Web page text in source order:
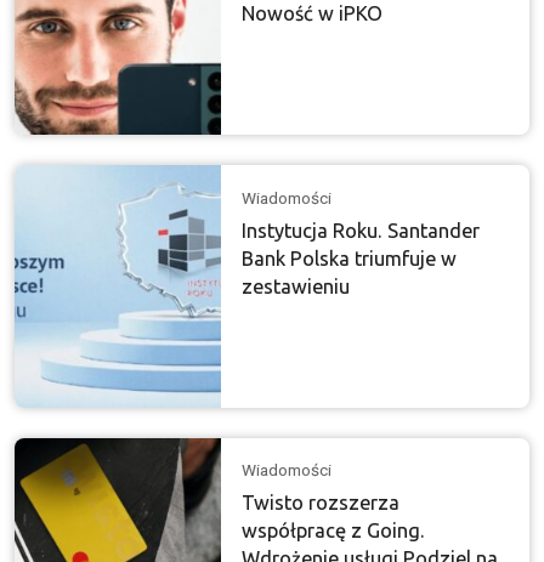
Nowość w iPKO
Wiadomości
Instytucja Roku. Santander
Bank Polska triumfuje w
zestawieniu
Wiadomości
Twisto rozszerza
współpracę z Going.